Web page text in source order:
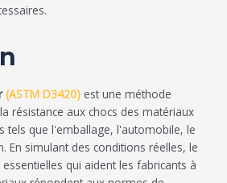
(ASTM D3420) est une méthode
résistance aux chocs des matériaux
tels que l'emballage, l'automobile, le
En simulant des conditions réelles, le
qui aident les fabricants à